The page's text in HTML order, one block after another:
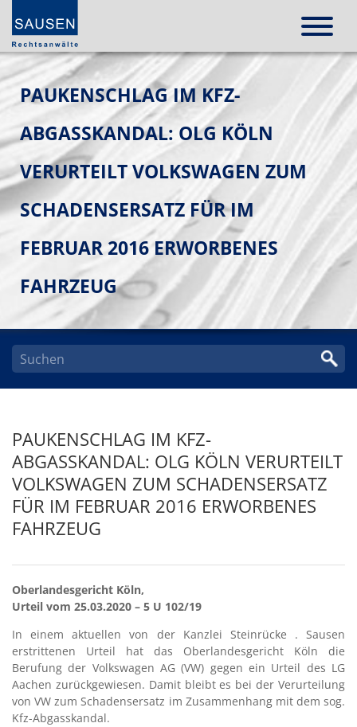
PAUKENSCHLAG IM KFZ-
ABGASSKANDAL: OLG KÖLN
VERURTEILT VOLKSWAGEN ZUM
SCHADENSERSATZ FÜR IM
FEBRUAR 2016 ERWORBENES
FAHRZEUG
PAUKENSCHLAG IM KFZ-
ABGASSKANDAL: OLG KÖLN VERURTEILT
VOLKSWAGEN ZUM SCHADENSERSATZ
FÜR IM FEBRUAR 2016 ERWORBENES
FAHRZEUG
Oberlandesgericht Köln,
Urteil vom 25.03.2020 – 5 U 102/19
In einem aktuellen von der Kanzlei Steinrücke . Sausen
erstrittenen Urteil hat das Oberlandesgericht Köln die
Berufung der Volkswagen AG (VW) gegen ein Urteil des LG
Aachen zurückgewiesen. Damit bleibt es bei der Verurteilung
von VW zum Schadensersatz im Zusammenhang mit dem sog.
Kfz-Abgasskandal.